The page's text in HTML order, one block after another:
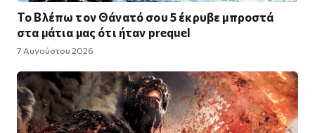
Το Βλέπω τον Θάνατό σου 5 έκρυβε μπροστά
στα μάτια μας ότι ήταν prequel
7 Αυγούστου 2026